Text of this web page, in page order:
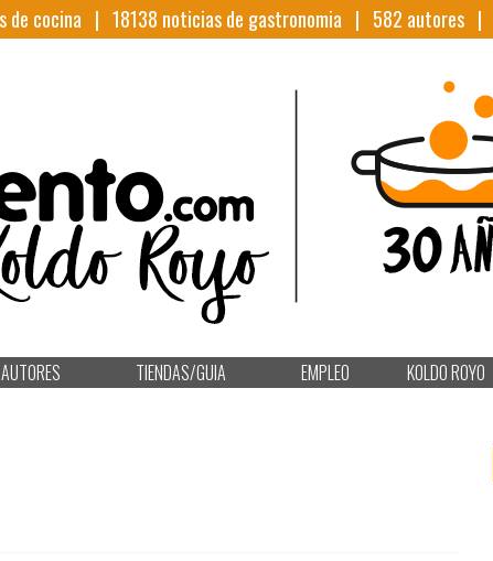
de cocina | 18138 noticias de gastronomia | 582 autores |
AUTORES TIENDAS/GUIA EMPLEO KOLDO ROYO